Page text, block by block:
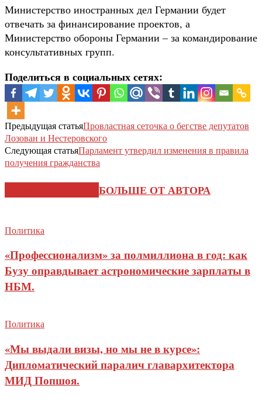
Министерство иностранных дел Германии будет
отвечать за финансирование проектов, а
Министерство обороны Германии – за командирование
консультативных групп.
Поделиться в социальных сетях:
Предыдущая статьяПровластная сеточка о бегстве депутатов
Лозован и Нестеровского
Следующая статьяПарламент утвердил изменения в правила
получения гражданства
БОЛЬШЕ ОТ АВТОРА
Политика
«Профессионализм» за полмиллиона в год: как
Бузу оправдывает астрономические зарплаты в
НБМ.
Политика
«Мы выдали визы, но мы не в курсе»:
Дипломатический паралич главархитектора
МИД Попшоя.